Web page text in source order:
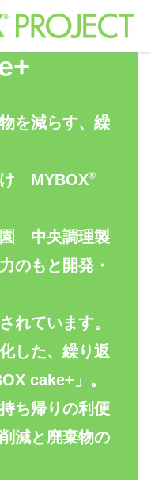
を減らす、繰
け MYBOX®
園 中央調理製
のもと開発・
れています。
した、繰り返
cake+」。
ち帰りの利便
減と廃棄物の